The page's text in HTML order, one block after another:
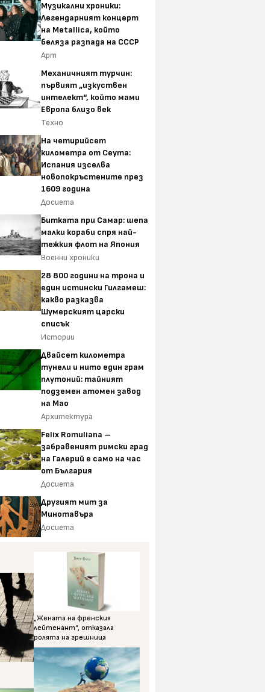
Музикални хроники:
Легендарният концерт
на Metallica, който
беляза разпада на СССР
Арт
Механичният турчин:
първият „изкуствен
интелект“, който мами
Европа близо век
Техно
На четирийсет
километра от Сеута:
Испания изселва
новопокръстените през
1609 година
Досиета
Битката при Самар: шепа
малки кораби спря най-
тежкия флот на Япония
Военни хроники
28 800 години на трона и
един истински Гилгамеш:
какво разказва
Шумерският царски
списък
Истории
Двайсет километра
тунели и нито един грам
плутоний: тайният
подземен атомен завод
на Мао
Архитектура
Felix Romuliana –
забравеният римски град
на Галерий е само на час
от България
Досиета
Другият мит за
Минотавъра
Досиета
„Жената на френския
лейтенант“, отказала
ролята на грешница